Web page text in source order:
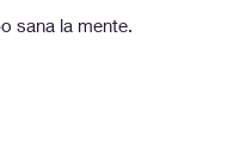
sana la mente.